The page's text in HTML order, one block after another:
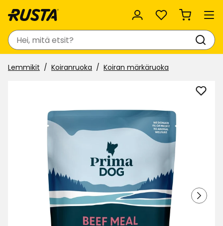
Suosikit
Haku
Lemmikit Koiranruoka Koiran märkäruoka
Lisää